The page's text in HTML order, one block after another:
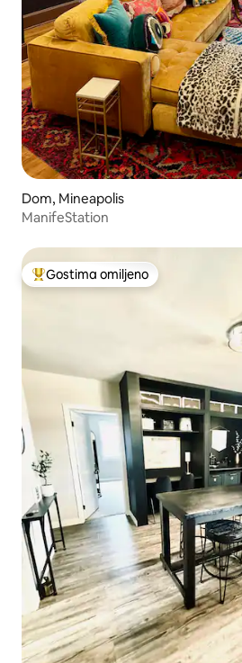
Dom, Mineapolis
ManifeStation
Najuspešniji među gostima omiljenim
Gostima omiljeno